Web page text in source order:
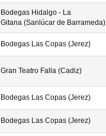
Bodegas Hidalgo - La
Gitana (Sanlúcar de Barrameda)
Bodegas Las Copas (Jerez)
Gran Teatro Falla (Cadiz)
Bodegas Las Copas (Jerez)
Bodegas Las Copas (Jerez)